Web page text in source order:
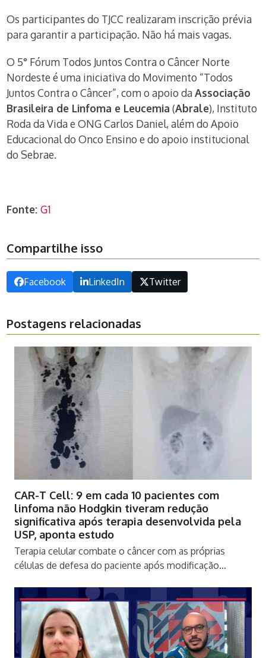
Os participantes do TJCC realizaram inscrição prévia
para garantir a participação. Não há mais vagas.
O 5° Fórum Todos Juntos Contra o Câncer Norte
Nordeste é uma iniciativa do Movimento “Todos
Juntos Contra o Câncer”, com o apoio daAssociação
Brasileira de Linfoma e Leucemia (Abrale), Instituto
Roda da Vida e ONG Carlos Daniel, além do Apoio
Educacional do Onco Ensino e do apoio institucional
do Sebrae.
Fonte:G1
Compartilhe isso
Facebook LinkedIn Twitter
Postagens relacionadas
CAR-T Cell: 9 em cada 10 pacientes com
linfoma não Hodgkin tiveram redução
significativa após terapia desenvolvida pela
USP, aponta estudo
Terapia celular combate o câncer com as próprias
células de defesa do paciente após modificação…